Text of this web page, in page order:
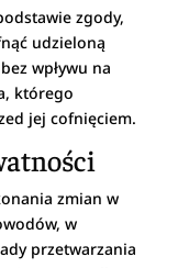
zgody,
udzieloną
wpływu na
którego
jej cofnięciem.
zmian w
w
przetwarzania